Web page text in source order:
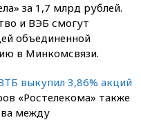
за 1,7 млрд рублей.
и ВЭБ смогут
объединенной
в Минкомсвязи.
выкупил 3,86% акций
«Ростелекома» также
между